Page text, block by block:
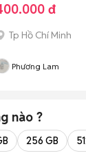
đ
Tp Hồ Chí Minh
Phương Lam
nào ?
256 GB